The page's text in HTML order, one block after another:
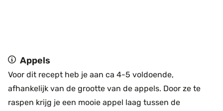
Appels
Voor dit recept heb je aan ca 4-5 voldoende,
afhankelijk van de grootte van de appels. Door ze te
raspen krijg je een mooie appel laag tussen de